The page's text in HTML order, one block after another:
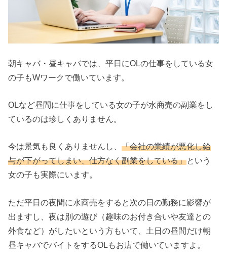
朝キャバ・昼キャバでは、平日にOLの仕事をしている女
の子もWワークで働いています。
OLなど昼間に仕事をしている女の子が水商売の副業をし
ているのは珍しくありません。
今は景気も良くありませんし、「会社の業績が悪化し給
与が下がってしまい、仕方なく副業をしている」という
女の子も実際にいます。
ただ平日の夜間に水商売をすると次の日の勤務に影響が
出ますし、夜は別の遊び（趣味のお付き合いや友達との
外食など）がしたいという方もいて、土日の昼間だけ朝
昼キャバでバイトをするOLもお店で働いていますよ。